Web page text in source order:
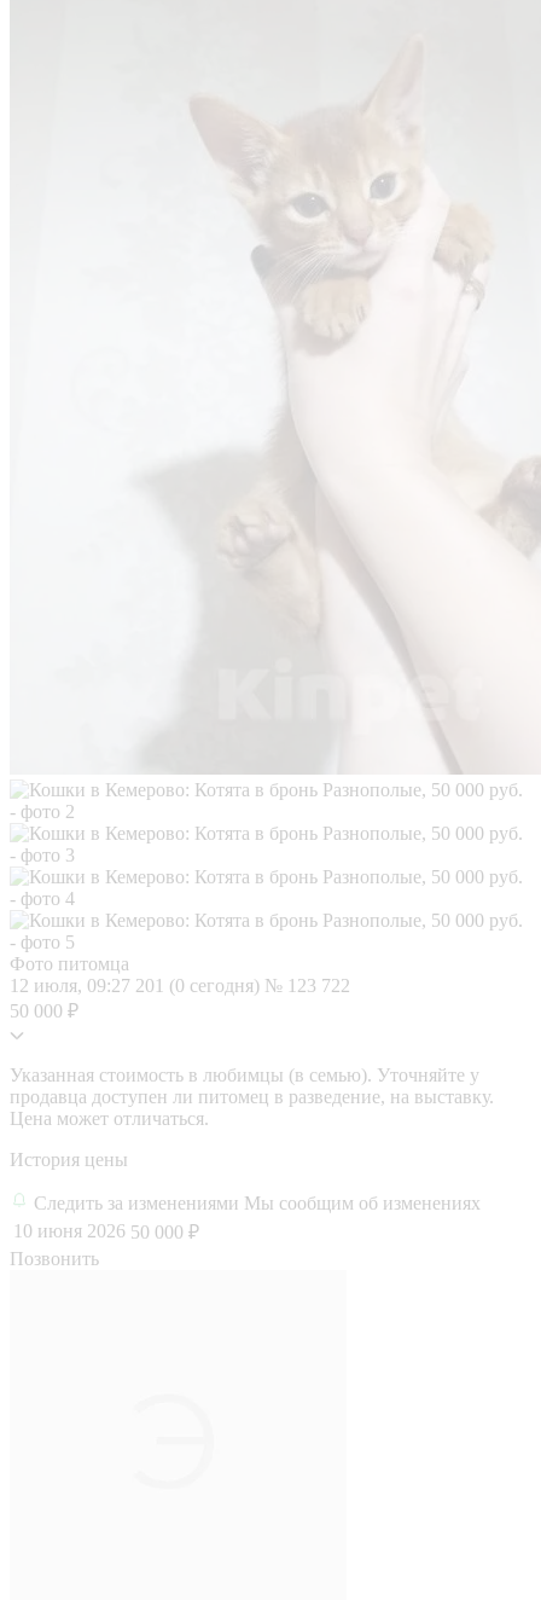
Фото питомца
12 июля, 09:27 201 (0 сегодня) № 123 722
50 000 ₽
Указанная стоимость в любимцы (в семью). Уточняйте у
продавца доступен ли питомец в разведение, на выставку.
Цена может отличаться.
История цены
Следить за изменениями Мы сообщим об изменениях
10 июня 2026 50 000 ₽
Позвонить